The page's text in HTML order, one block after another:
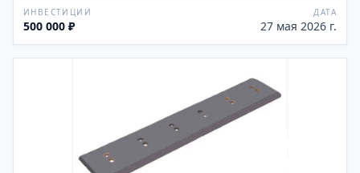
ИНВЕСТИЦИИ
500 000 ₽
ДАТА
27 мая 2026 г.